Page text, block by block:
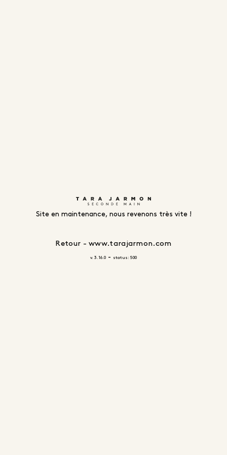
Site en maintenance, nous revenons très vite !
Retour - www.tarajarmon.com
v. 3.16.0 - status: 500